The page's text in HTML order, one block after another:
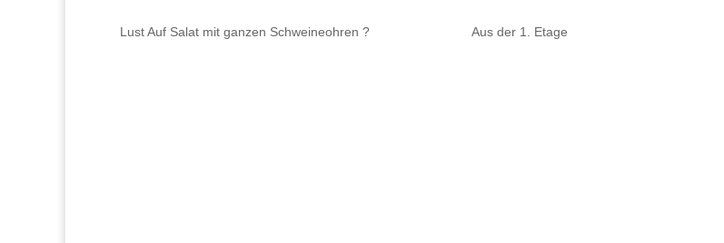
Lust Auf Salat mit ganzen Schweineohren ? Aus der 1. Etage